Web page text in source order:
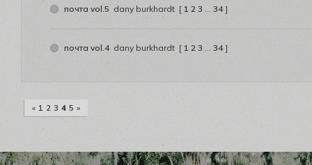
почта vol.5 dany burkhardt [ 1 2 3 34 ]
почта vol.4 dany burkhardt [ 1 2 3 34 ]
« 1 2 3 4 5 »